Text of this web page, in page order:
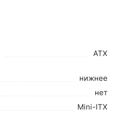
ATX
нижнее
нет
Mini-ITX